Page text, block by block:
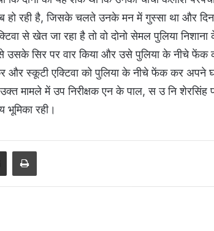
हो रही है, जिसके चलते उनके मन में गुस्सा था और
से खेत जा रहा है तो वो दोनो सेमल पुलिया निशाना
सिर पर वार किया और उसे पुलिया के नीचे फेंक
और स्कूटी एक्टिवा को पुलिया के नीचे फेंक कर अपने
उक्त मामले में उप निरीक्षक एन के पाल, स उ नि शेरसिंह
रही।